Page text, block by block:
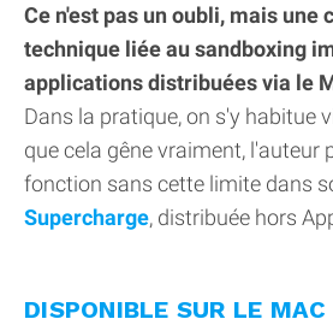
Ce n'est pas un oubli, mais une
technique liée au sandboxing
applications distribuées via le
Dans la pratique, on s'y habitue
que cela gêne vraiment, l'auteur
fonction sans cette limite dans
Supercharge, distribuée hors
DISPONIBLE SUR LE